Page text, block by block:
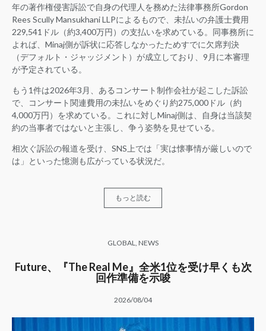
年の著作権侵害訴訟で自身の代理人を務めた法律事務所Gordon
Rees Scully Mansukhani LLPによるもので、未払いの弁護士費用
229,541ドル（約3,400万円）の支払いを求めている。同事務所に
よれば、Minaj側が訴状に応答しなかったためすでに欠席判決
（デフォルト・ジャッジメント）が成立しており、9月に本審理
が予定されている。
もう1件は2026年3月、あるコンサート制作会社が起こした訴訟
で、コンサート関連費用の未払いをめぐり約275,000ドル（約
4,000万円）を求めている。これに対しMinaj側は、自身は当該契
約の当事者ではないと主張し、争う姿勢を見せている。
相次ぐ訴訟の報道を受け、SNS上では「実は懐事情が厳しいので
は」といった憶測も広がっている状況だ。
もっと読む
GLOBAL NEWS
Future、『The Real Me』全米1位を受け早くも次
回作準備を示唆
2026/08/04